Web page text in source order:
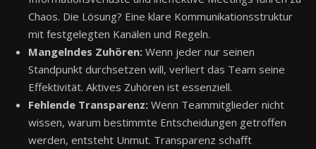
Chaos. Die Lösung? Eine klare Kommunikationsstruktur
mit festgelegten Kanälen und Regeln.
Mangelndes Zuhören: Wenn jeder nur seinen
Standpunkt durchsetzen will, verliert das Team seine
Effektivität. Aktives Zuhören ist essenziell.
Fehlende Transparenz: Wenn Teammitglieder nicht
wissen, warum bestimmte Entscheidungen getroffen
werden, entsteht Unmut. Transparenz schafft